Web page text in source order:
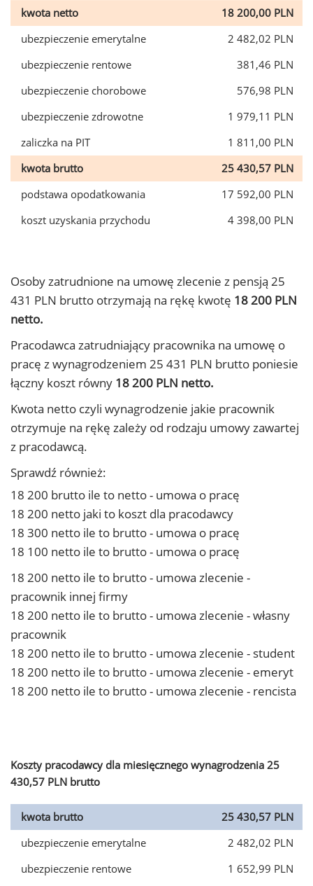
kwota netto
18 200,00 PLN
ubezpieczenie emerytalne
2 482,02 PLN
ubezpieczenie rentowe
381,46 PLN
ubezpieczenie chorobowe
576,98 PLN
ubezpieczenie zdrowotne
1 979,11 PLN
zaliczka na PIT
1 811,00 PLN
kwota brutto
25 430,57 PLN
podstawa opodatkowania
17 592,00 PLN
koszt uzyskania przychodu
4 398,00 PLN
Osoby zatrudnione na umowę zlecenie z pensją 25
431 PLN brutto otrzymają na rękę kwotę 18 200 PLN
netto.
Pracodawca zatrudniający pracownika na umowę o
pracę z wynagrodzeniem 25 431 PLN brutto poniesie
łączny koszt równy 18 200 PLN netto.
Kwota netto czyli wynagrodzenie jakie pracownik
otrzymuje na rękę zależy od rodzaju umowy zawartej
z pracodawcą.
Sprawdź również:
18 200 brutto ile to netto - umowa o pracę
18 200 netto jaki to koszt dla pracodawcy
18 300 netto ile to brutto - umowa o pracę
18 100 netto ile to brutto - umowa o pracę
18 200 netto ile to brutto - umowa zlecenie -
pracownik innej firmy
18 200 netto ile to brutto - umowa zlecenie - własny
pracownik
18 200 netto ile to brutto - umowa zlecenie - student
18 200 netto ile to brutto - umowa zlecenie - emeryt
18 200 netto ile to brutto - umowa zlecenie - rencista
Koszty pracodawcy dla miesięcznego wynagrodzenia 25
430,57 PLN brutto
kwota brutto
25 430,57 PLN
ubezpieczenie emerytalne
2 482,02 PLN
ubezpieczenie rentowe
1 652,99 PLN